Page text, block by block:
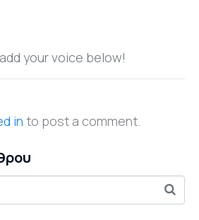
your voice below!
in to post a comment.